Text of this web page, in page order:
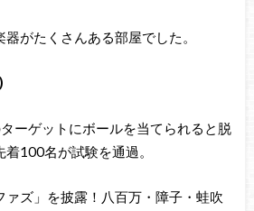
がたくさんある部屋でした。
)
ーゲットにボールを当てられると脱
100名が試験を通過。
ァズ」を披露！八百万・障子・蛙吹